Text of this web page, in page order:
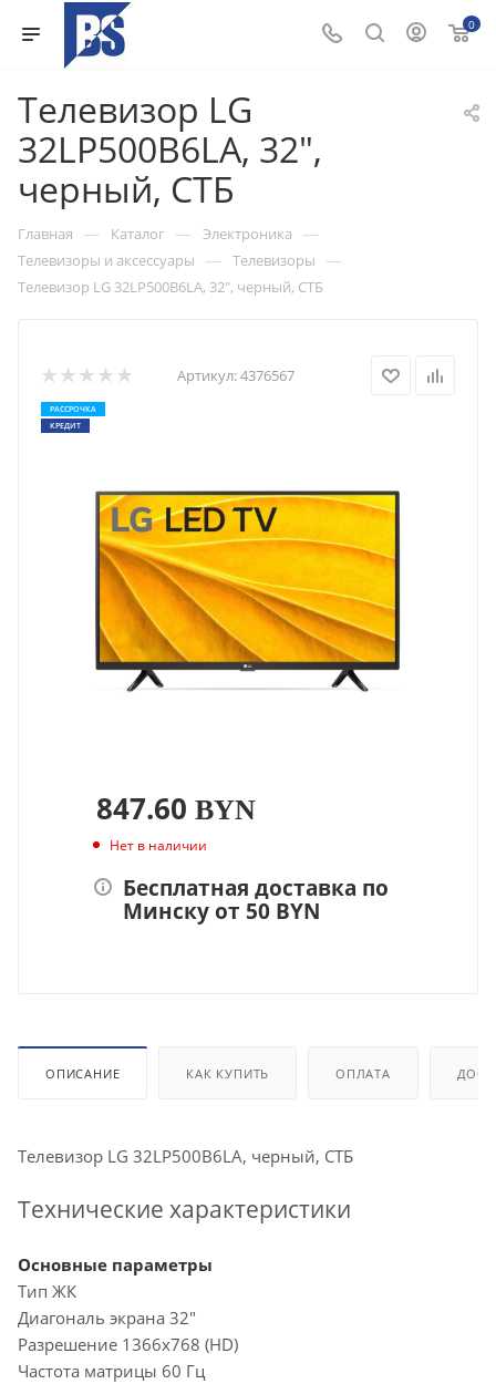
0
Телевизор LG
32LP500B6LA, 32",
черный, СТБ
Главная — Каталог — Электроника —
Телевизоры и аксессуары — Телевизоры —
Телевизор LG 32LP500B6LA, 32", черный, СТБ
Артикул:4376567
РАССРОЧКА
КРЕДИТ
847.60 BYN
Нет в наличии
Бесплатная доставка по
Минску от 50 BYN
ОПИСАНИЕ КАК КУПИТЬ ОПЛАТА
Телевизор LG 32LP500B6LA, черный, СТБ
Технические характеристики
Основные параметры
Тип ЖК
Диагональ экрана 32"
Разрешение 1366x768 (HD)
Частота матрицы 60 Гц